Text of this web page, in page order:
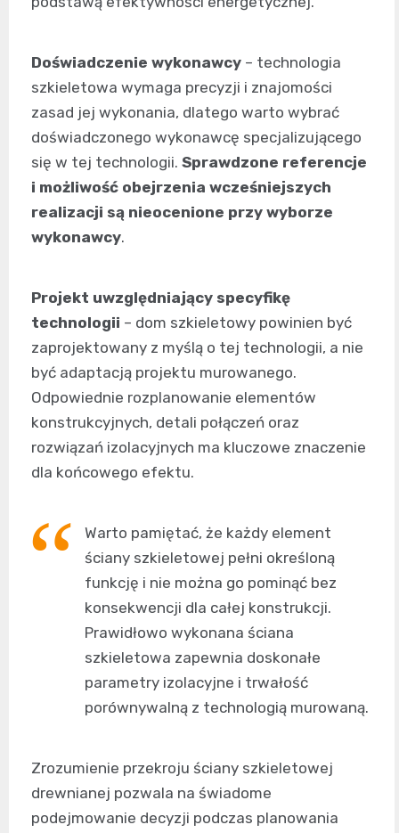
Doświadczenie wykonawcy – technologia
szkieletowa wymaga precyzji i znajomości
zasad jej wykonania, dlatego warto wybrać
doświadczonego wykonawcę specjalizującego
się w tej technologii. Sprawdzone referencje
i możliwość obejrzenia wcześniejszych
realizacji są nieocenione przy wyborze
wykonawcy.
Projekt uwzględniający specyfikę
technologii – dom szkieletowy powinien być
zaprojektowany z myślą o tej technologii, a nie
być adaptacją projektu murowanego.
Odpowiednie rozplanowanie elementów
konstrukcyjnych, detali połączeń oraz
rozwiązań izolacyjnych ma kluczowe znaczenie
dla końcowego efektu.
Warto pamiętać, że każdy element
ściany szkieletowej pełni określoną
funkcję i nie można go pominąć bez
konsekwencji dla całej konstrukcji.
Prawidłowo wykonana ściana
szkieletowa zapewnia doskonałe
parametry izolacyjne i trwałość
porównywalną z technologią murowaną.
Zrozumienie przekroju ściany szkieletowej
drewnianej pozwala na świadome
podejmowanie decyzji podczas planowania